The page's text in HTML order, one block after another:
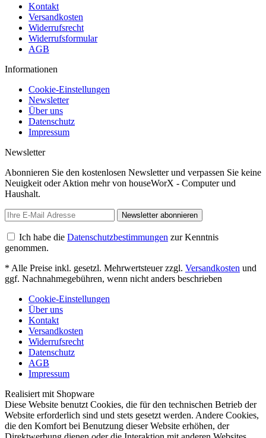
Kontakt
Versandkosten
Widerrufsrecht
Widerrufsformular
AGB
Informationen
Cookie-Einstellungen
Newsletter
Über uns
Datenschutz
Impressum
Newsletter
Abonnieren Sie den kostenlosen Newsletter und verpassen Sie keine
Neuigkeit oder Aktion mehr von houseWorX - Computer und
Haushalt.
Newsletter abonnieren
Ich habe die Datenschutzbestimmungen zur Kenntnis
genommen.
* Alle Preise inkl. gesetzl. Mehrwertsteuer zzgl. Versandkosten und
ggf. Nachnahmegebühren, wenn nicht anders beschrieben
Cookie-Einstellungen
Über uns
Kontakt
Versandkosten
Widerrufsrecht
Datenschutz
AGB
Impressum
Realisiert mit Shopware
Diese Website benutzt Cookies, die für den technischen Betrieb der
Website erforderlich sind und stets gesetzt werden. Andere Cookies,
die den Komfort bei Benutzung dieser Website erhöhen, der